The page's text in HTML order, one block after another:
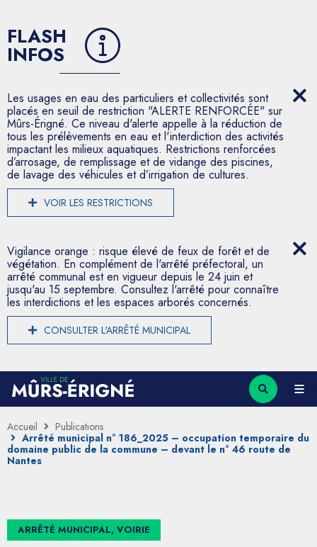
FLASH
INFOS
Les usages en eau des particuliers et collectivités sont
placés en seuil de restriction "ALERTE RENFORCÉE" sur
Mûrs-Érigné. Ce niveau d'alerte appelle à la réduction de
tous les prélèvements en eau et l'interdiction des activités
impactant les milieux aquatiques. Restrictions renforcées
d’arrosage, de remplissage et de vidange des piscines,
de lavage des véhicules et d’irrigation de cultures.
VOIR LES RESTRICTIONS
Vigilance orange : risque élevé de feux de forêt et de
végétation. En complément de l'arrêté préfectoral, un
arrêté communal est en vigueur depuis le 24 juin et
jusqu'au 15 septembre. Consultez l'arrêté pour connaître
les interdictions et les espaces arborés concernés.
CONSULTER L'ARRÊTÉ MUNICIPAL
Accueil
Publications
Arrêté municipal n° 186_2025 – occupation temporaire du
domaine public de la commune – devant le n° 46 route de
Nantes
ARRÊTÉ MUNICIPAL, VOIRIE